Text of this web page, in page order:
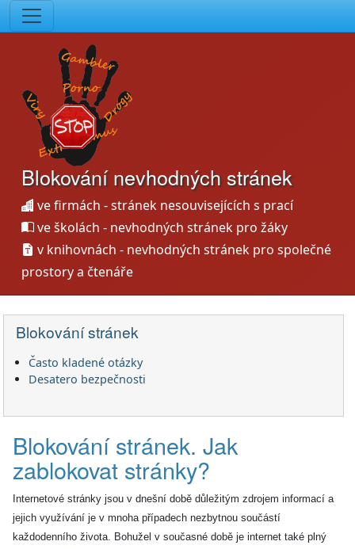
Blokování nevhodných stránek
ve firmách - stránek nesouvisejících s prací
ve školách - nevhodných stránek pro žáky
v knihovnách - nevhodných stránek pro společné
prostory a čtenáře
Blokování stránek
Často kladené otázky
Desatero bezpečnosti
Blokování stránek. Jak
zablokovat stránky?
Internetové stránky jsou v dnešní době důležitým zdrojem informací a
jejich využívání je v mnoha případech nezbytnou součástí
každodenního života. Bohužel v současné době je internet také plný